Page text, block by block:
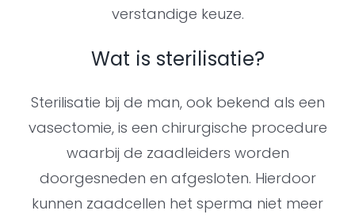
verstandige keuze.
Wat is sterilisatie?
Sterilisatie bij de man, ook bekend als een
vasectomie, is een chirurgische procedure
waarbij de zaadleiders worden
doorgesneden en afgesloten. Hierdoor
kunnen zaadcellen het sperma niet meer